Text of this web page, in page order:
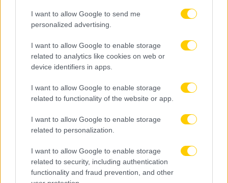
I want to allow Google to send me
personalized advertising.
I want to allow Google to enable storage
related to analytics like cookies on web or
device identifiers in apps.
I want to allow Google to enable storage
related to functionality of the website or app.
I want to allow Google to enable storage
related to personalization.
I want to allow Google to enable storage
related to security, including authentication
functionality and fraud prevention, and other